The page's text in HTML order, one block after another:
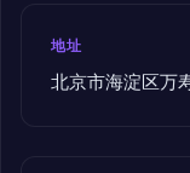
地址
北京市海淀区万